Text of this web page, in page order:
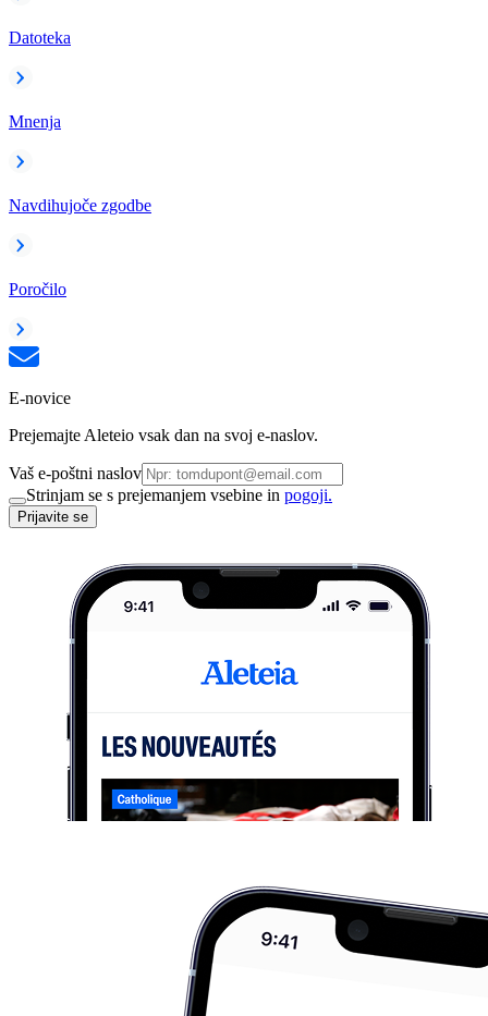
Datoteka
Mnenja
Navdihujoče zgodbe
Poročilo
E-novice
Prejemajte Aleteio vsak dan na svoj e-naslov.
Vaš e-poštni naslov
Strinjam se s prejemanjem vsebine in pogoji.
Prijavite se